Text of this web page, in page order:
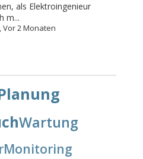
als Elektroingenieur
m...
,Vor 2 Monaten
Wartung
Monitoring